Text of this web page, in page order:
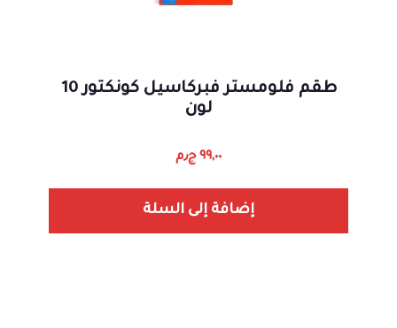
طقم فلومستر فبركاسيل كونكتور 10
لون
٩٩,٠٠ ج٫م
إضافة إلى السلة